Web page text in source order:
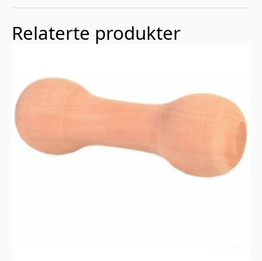
Relaterte produkter